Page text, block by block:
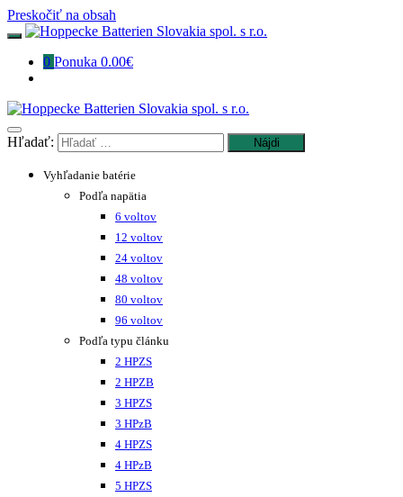
Preskočiť na obsah
0 Ponuka 0.00€
Hľadať:
Vyhľadanie batérie
Podľa napätia
6 voltov
12 voltov
24 voltov
48 voltov
80 voltov
96 voltov
Podľa typu článku
2 HPZS
2 HPZB
3 HPZS
3 HPzB
4 HPZS
4 HPzB
5 HPZS